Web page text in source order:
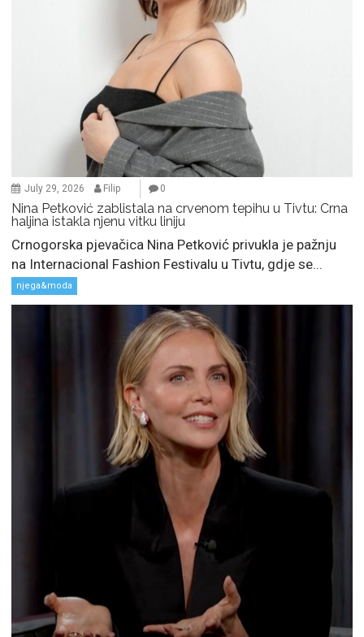
July 29, 2026 Filip 0
Nina Petković zablistala na crvenom tepihu u Tivtu: Crna
haljina istakla njenu vitku liniju
Crnogorska pjevačica Nina Petković privukla je pažnju
na Internacional Fashion Festivalu u Tivtu, gdje se...
njega&moda